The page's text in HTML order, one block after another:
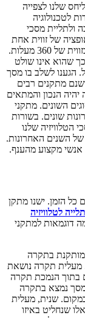
שלנו לצפייה
הודות לטכנולוגיה
ולתליית מסכי
של זווית אחת
בלבד, כיום ישנם מתקנים המאפשרים למסך לנוע בזווית של 360 מעלות.
שהוא אינו שולט
הגענו לשלב בו מסך
מתקנים רבים
יהיה הנכון והמתאים
השונים. מתקני
שונים. בשורות
שלנו
השנים האחרונות.
אנשי מקצוע מהענף.
כל הזמן. ישנו מתקן
לטלוויזיה
דוגמאות למתקני
בתקרה
מעלית תקרה נושאת
בתוך הנמכת תקרה
נמצא בתקרה
שנית, מעלית
שנחליט באיזו